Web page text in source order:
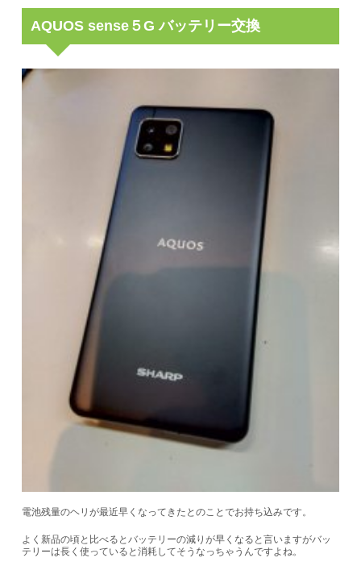
AQUOS sense５G バッテリー交換
電池残量のヘリが最近早くなってきたとのことでお持ち込みです。
よく新品の頃と比べるとバッテリーの減りが早くなると言いますがバッ
テリーは長く使っていると消耗してそうなっちゃうんですよね。